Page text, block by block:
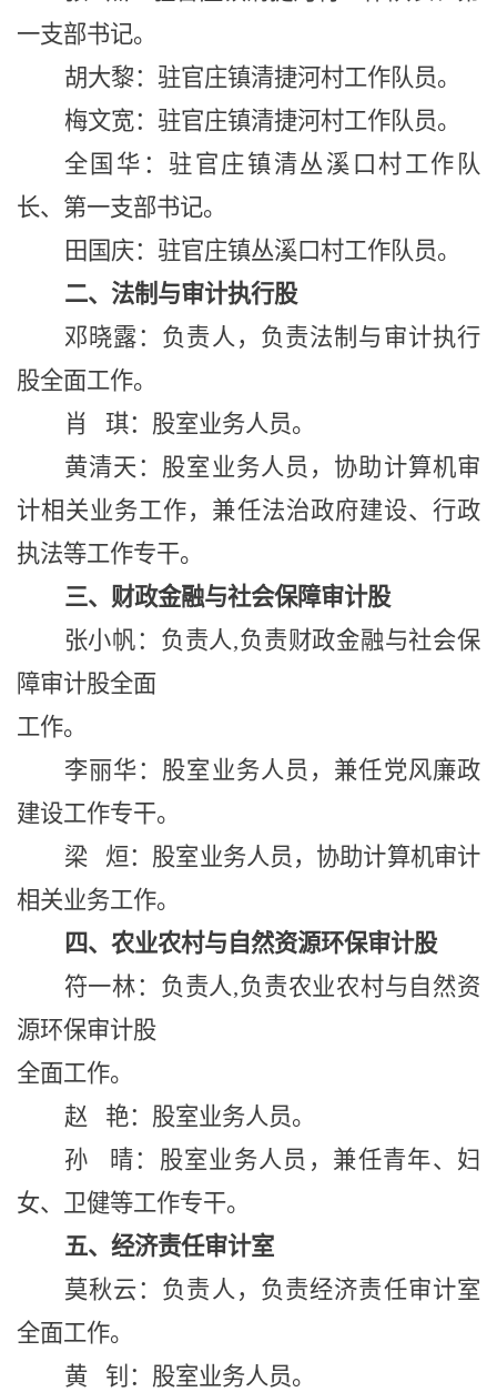
一支部书记。
胡大黎：驻官庄镇清捷河村工作队员。
梅文宽：驻官庄镇清捷河村工作队员。
全国华：驻官庄镇清丛溪口村工作队
长、第一支部书记。
田国庆： 驻官庄镇丛溪口村工作队员。
二、法制与审计执行股
邓晓露： 负责人 ，负责法制与审计执行
股全面工作。
肖 琪：股室业务人员。
黄清天：股室业务人员，协助计算机审
计相关业务工作，兼任法治政府建设、行政
执法等工作专干。
三、财政金融与社会保障审计股
张小帆： 负责人,负责财政金融与社会保
障审计股全面
工作。
李丽华：股室业务人员，兼任党风廉政
建设工作专干。
梁 烜：股室业务人员，协助计算机审计
相关业务工作。
四、农业农村与自然资源环保审计股
符一林： 负责人,负责农业农村与自然资
源环保审计股
全面工作。
赵 艳：股室业务人员。
孙 晴：股室业务人员，兼任青年、妇
女、卫健等工作专干。
五、经济责任审计室
莫秋云： 负责人 ，负责经济责任审计室
全面工作。
黄 钊：股室业务人员。